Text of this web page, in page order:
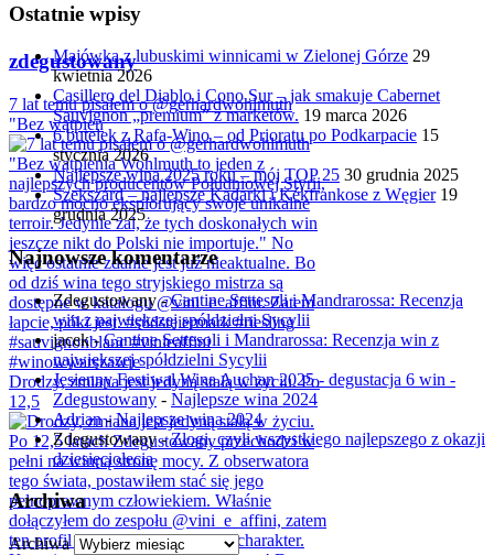
zdegustowany
7 lat temu pisałem o @gerhardwohlmuth
"Bez wątpien
Drodzy, zmiana jest jedyną stałą w życiu. Po
12,5
Ostatnie wpisy
Majówka z lubuskimi winnicami w Zielonej Górze 29
kwietnia 2026
Casillero del Diablo i Cono Sur – jak smakuje Cabernet
Sauvignon „premium” z marketów. 19 marca 2026
6 butelek z Rafa-Wino – od Prioratu po Podkarpacie 15
stycznia 2026
Najlepsze wina 2025 roku – mój TOP 25 30 grudnia 2025
Szekszárd – najlepsze Kadarki i Kékfrankose z Węgier 19
grudnia 2025
Najnowsze komentarze
Zdegustowany-Cantine Settesoli i Mandrarossa: Recenzja
win z największej spółdzielni Sycylii
jacek-Cantine Settesoli i Mandrarossa: Recenzja win z
największej spółdzielni Sycylii
Jesienny Festiwal Wina Auchan 2025 - degustacja 6 win -
Zdegustowany - Najlepsze wina 2024
Adrian-Najlepsze wina 2024
Zdegustowany-Złogi, czyli wszystkiego najlepszego z okazji
dziesięciolecia
Archiwa
Archiwa